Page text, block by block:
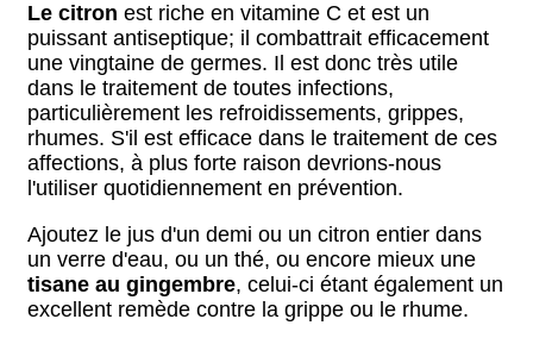
Le citron est riche en vitamine C et est un
puissant antiseptique; il combattrait efficacement
une vingtaine de germes. Il est donc très utile
dans le traitement de toutes infections,
particulièrement les refroidissements, grippes,
rhumes. S'il est efficace dans le traitement de ces
affections, à plus forte raison devrions-nous
l'utiliser quotidiennement en prévention.
Ajoutez le jus d'un demi ou un citron entier dans
un verre d'eau, ou un thé, ou encore mieux une
tisane au gingembre, celui-ci étant également un
excellent remède contre la grippe ou le rhume.